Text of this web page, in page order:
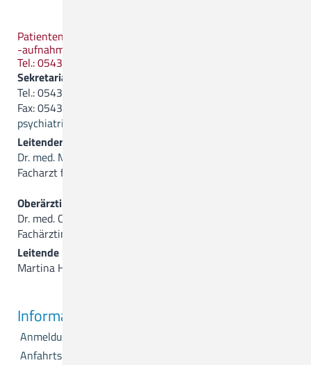
Patientenanmeldung/
-aufnahme
Tel.: 05431.15-1743
Sekretariat:
Tel.: 05431.15-27 02
Fax: 05431.15-27 11
psychiatrie(a)ckq-gmbh.de
Leitender Oberarzt
Dr. med. Matthias Kaufold
Facharzt für Psychiatrie, Psychotherapie und Neurologie
Oberärztin
Dr. med. Christine Lichtblau
Fachärztin für Psychiatrie, Psychotherapie und Neurologie
Leitende Dipl.-Psychologin
Martina Hasenpatt
Informationen
Anmeldung
Anfahrtsplan